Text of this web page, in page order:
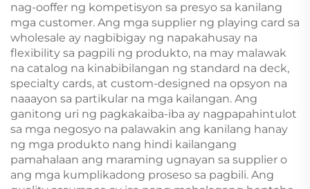
nag-ooffer ng kompetisyon sa presyo sa kanilang
mga customer. Ang mga supplier ng playing card sa
wholesale ay nagbibigay ng napakahusay na
flexibility sa pagpili ng produkto, na may malawak
na catalog na kinabibilangan ng standard na deck,
specialty cards, at custom-designed na opsyon na
naaayon sa partikular na mga kailangan. Ang
ganitong uri ng pagkakaiba-iba ay nagpapahintulot
sa mga negosyo na palawakin ang kanilang hanay
ng mga produkto nang hindi kailangang
pamahalaan ang maraming ugnayan sa supplier o
ang mga kumplikadong proseso sa pagbili. Ang